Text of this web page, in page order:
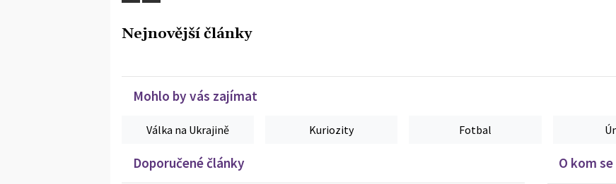
Nejnovější články
Mohlo by vás zajímat
Válka na Ukrajině Kuriozity Fotbal
Doporučené články O kom